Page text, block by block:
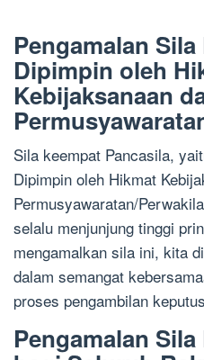
Pengamalan
Dipimpin oleh
Kebijaksanaan
Sila keempat Pancasila,
Dipimpin oleh Hikmat
Permusyawaratan/
selalu menjunjung tinggi
mengamalkan sila ini, kita
dalam semangat
proses pengambilan
Pengamalan